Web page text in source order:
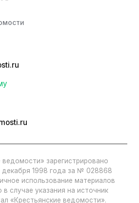
зарегистрировано
декабря 1998 года за № 028868
использование материалов
в случае указания на источник
«Крестьянские ведомости».